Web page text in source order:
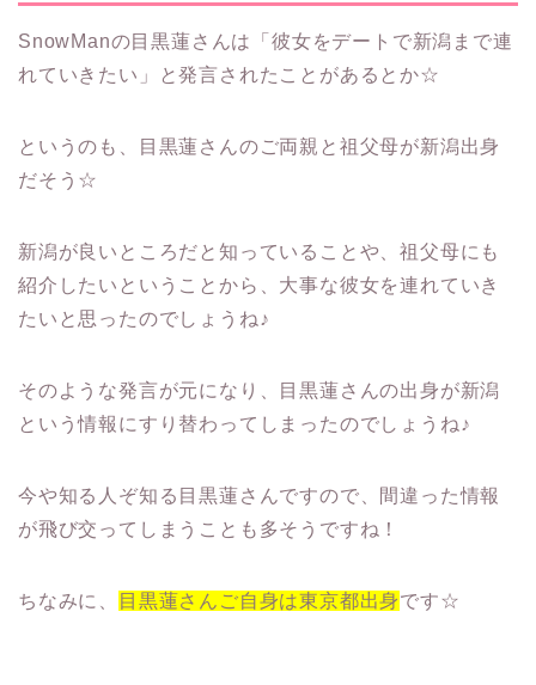
SnowManの目黒蓮さんは「彼女をデートで新潟まで連
れていきたい」と発言されたことがあるとか☆
というのも、目黒蓮さんのご両親と祖父母が新潟出身
だそう☆
新潟が良いところだと知っていることや、祖父母にも
紹介したいということから、大事な彼女を連れていき
たいと思ったのでしょうね♪
そのような発言が元になり、目黒蓮さんの出身が新潟
という情報にすり替わってしまったのでしょうね♪
今や知る人ぞ知る目黒蓮さんですので、間違った情報
が飛び交ってしまうことも多そうですね！
ちなみに、 目黒蓮さんご自身は東京都出身です☆